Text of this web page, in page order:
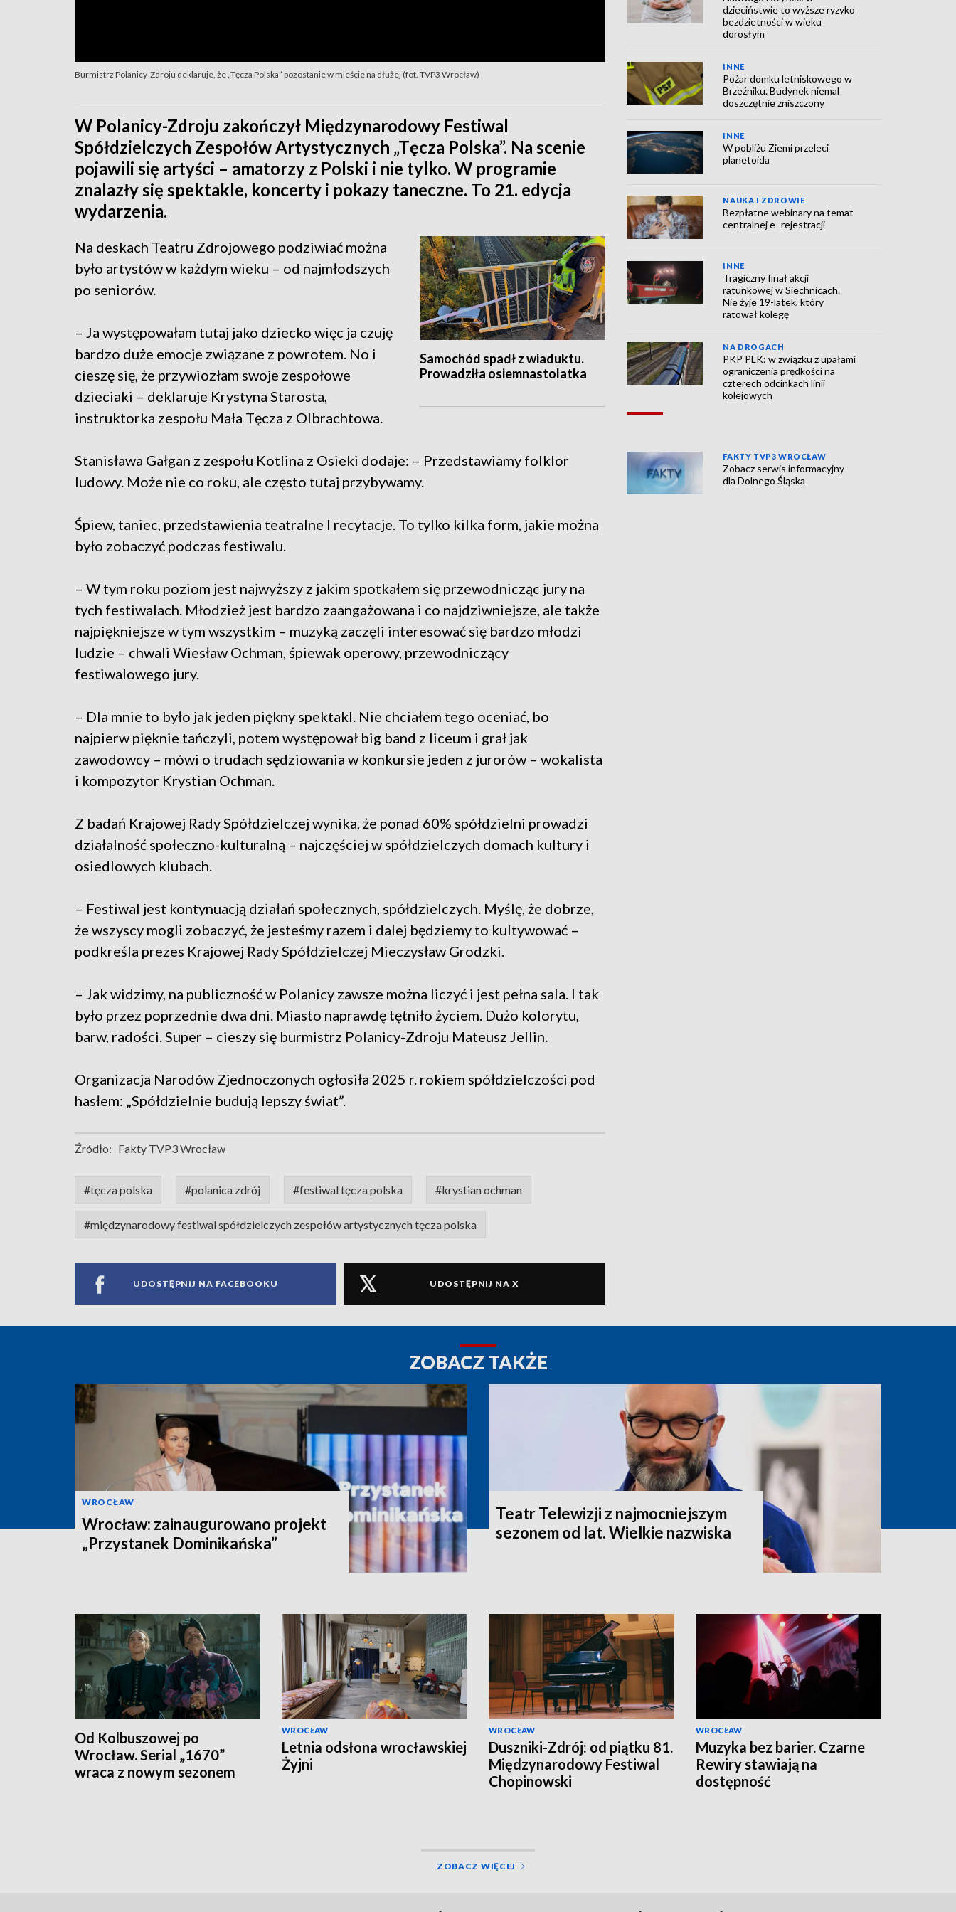
Burmistrz Polanicy-Zdroju deklaruje, że „Tęcza Polska” pozostanie w mieście na dłużej (fot. TVP3 Wrocław)
W Polanicy-Zdroju zakończył Międzynarodowy Festiwal
Spółdzielczych Zespołów Artystycznych „Tęcza Polska”. Na scenie
pojawili się artyści – amatorzy z Polski i nie tylko. W programie
znalazły się spektakle, koncerty i pokazy taneczne. To 21. edycja
wydarzenia.
Samochód spadł z wiaduktu.
Prowadziła osiemnastolatka
Na deskach Teatru Zdrojowego podziwiać można
było artystów w każdym wieku – od najmłodszych
po seniorów.
– Ja występowałam tutaj jako dziecko więc ja czuję
bardzo duże emocje związane z powrotem. No i
cieszę się, że przywiozłam swoje zespołowe
dzieciaki – deklaruje Krystyna Starosta,
instruktorka zespołu Mała Tęcza z Olbrachtowa.
Stanisława Gałgan z zespołu Kotlina z Osieki dodaje: – Przedstawiamy folklor
ludowy. Może nie co roku, ale często tutaj przybywamy.
Śpiew, taniec, przedstawienia teatralne I recytacje. To tylko kilka form, jakie można
było zobaczyć podczas festiwalu.
– W tym roku poziom jest najwyższy z jakim spotkałem się przewodnicząc jury na
tych festiwalach. Młodzież jest bardzo zaangażowana i co najdziwniejsze, ale także
najpiękniejsze w tym wszystkim – muzyką zaczęli interesować się bardzo młodzi
ludzie – chwali Wiesław Ochman, śpiewak operowy, przewodniczący
festiwalowego jury.
– Dla mnie to było jak jeden piękny spektakl. Nie chciałem tego oceniać, bo
najpierw pięknie tańczyli, potem występował big band z liceum i grał jak
zawodowcy – mówi o trudach sędziowania w konkursie jeden z jurorów – wokalista
i kompozytor Krystian Ochman.
Z badań Krajowej Rady Spółdzielczej wynika, że ponad 60% spółdzielni prowadzi
działalność społeczno-kulturalną – najczęściej w spółdzielczych domach kultury i
osiedlowych klubach.
– Festiwal jest kontynuacją działań społecznych, spółdzielczych. Myślę, że dobrze,
że wszyscy mogli zobaczyć, że jesteśmy razem i dalej będziemy to kultywować –
podkreśla prezes Krajowej Rady Spółdzielczej Mieczysław Grodzki.
– Jak widzimy, na publiczność w Polanicy zawsze można liczyć i jest pełna sala. I tak
było przez poprzednie dwa dni. Miasto naprawdę tętniło życiem. Dużo kolorytu,
barw, radości. Super – cieszy się burmistrz Polanicy-Zdroju Mateusz Jellin.
Organizacja Narodów Zjednoczonych ogłosiła 2025 r. rokiem spółdzielczości pod
hasłem: „Spółdzielnie budują lepszy świat”.
Źródło: Fakty TVP3 Wrocław
#tęcza polska #polanica zdrój #festiwal tęcza polska #krystian ochman
#międzynarodowy festiwal spółdzielczych zespołów artystycznych tęcza polska
UDOSTĘPNIJ NA FACEBOOKU UDOSTĘPNIJ NA X
dzieciństwie to wyższe ryzyko
bezdzietności w wieku
dorosłym
INNE
Pożar domku letniskowego w
Brzeźniku. Budynek niemal
doszczętnie zniszczony
INNE
W pobliżu Ziemi przeleci
planetoida
NAUKA I ZDROWIE
Bezpłatne webinary na temat
centralnej e–rejestracji
INNE
Tragiczny finał akcji
ratunkowej w Siechnicach.
Nie żyje 19-latek, który
ratował kolegę
NA DROGACH
PKP PLK: w związku z upałami
ograniczenia prędkości na
czterech odcinkach linii
kolejowych
FAKTY TVP3 WROCŁAW
Zobacz serwis informacyjny
dla Dolnego Śląska
ZOBACZ TAKŻE
WROCŁAW
Wrocław: zainaugurowano projekt
„Przystanek Dominikańska”
Teatr Telewizji z najmocniejszym
sezonem od lat. Wielkie nazwiska
Od Kolbuszowej po
Wrocław. Serial „1670”
wraca z nowym sezonem
WROCŁAW
Letnia odsłona wrocławskiej
Żyjni
WROCŁAW
Duszniki-Zdrój: od piątku 81.
Międzynarodowy Festiwal
Chopinowski
WROCŁAW
Muzyka bez barier. Czarne
Rewiry stawiają na
dostępność
ZOBACZ WIĘCEJ